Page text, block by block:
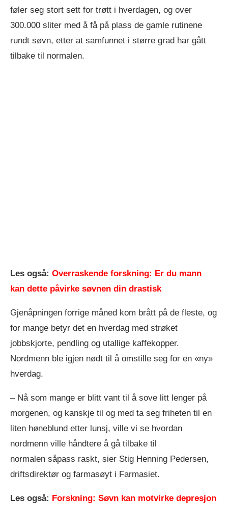
føler seg stort sett for trøtt i hverdagen, og over
300.000 sliter med å få på plass de gamle rutinene
rundt søvn, etter at samfunnet i større grad har gått
tilbake til normalen.
Les også: Overraskende forskning: Er du mann
kan dette påvirke søvnen din drastisk
Gjenåpningen forrige måned kom brått på de fleste, og
for mange betyr det en hverdag med strøket
jobbskjorte, pendling og utallige kaffekopper.
Nordmenn ble igjen nødt til å omstille seg for en «ny»
hverdag.
– Nå som mange er blitt vant til å sove litt lenger på
morgenen, og kanskje til og med ta seg friheten til en
liten høneblund etter lunsj, ville vi se hvordan
nordmenn ville håndtere å gå tilbake til
normalen såpass raskt, sier Stig Henning Pedersen,
driftsdirektør og farmasøyt i Farmasiet.
Les også: Forskning: Søvn kan motvirke depresjon